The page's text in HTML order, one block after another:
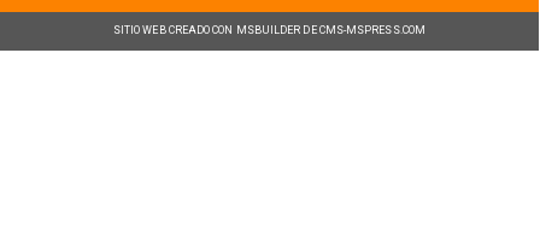
SITIO WEB CREADO CON MSBUILDER DE CMS-MSPRESS.COM